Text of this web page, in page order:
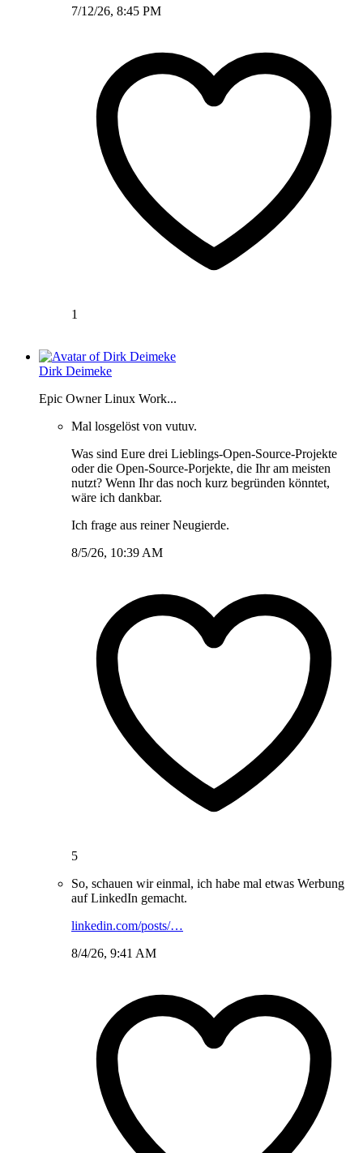
7/12/26, 8:45 PM
1
Dirk Deimeke
Epic Owner Linux Work...
Mal losgelöst von vutuv.
Was sind Eure drei Lieblings-Open-Source-Projekte
oder die Open-Source-Porjekte, die Ihr am meisten
nutzt? Wenn Ihr das noch kurz begründen könntet,
wäre ich dankbar.
Ich frage aus reiner Neugierde.
8/5/26, 10:39 AM
5
So, schauen wir einmal, ich habe mal etwas Werbung
auf LinkedIn gemacht.
linkedin.com/posts/…
8/4/26, 9:41 AM